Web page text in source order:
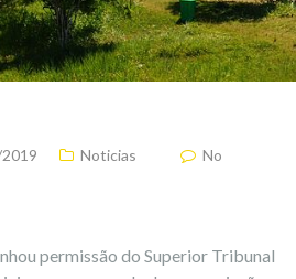
Noticias
No
permissão do Superior Tribunal